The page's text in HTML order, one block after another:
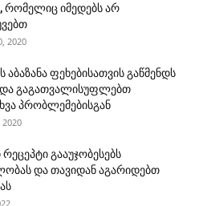
რომელიც იმედებს არ
2020
აბაზანა ფეხებისათვის გაწმენდს
გაგათვალისუფლებთ
პრობლემებისგან
გააუჯობესებს
და თავიდან აგარიდებთ